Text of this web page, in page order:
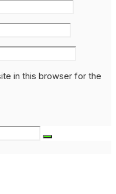
in this browser for the